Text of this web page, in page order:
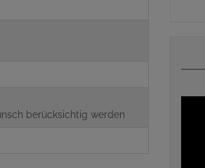
berücksichtig werden